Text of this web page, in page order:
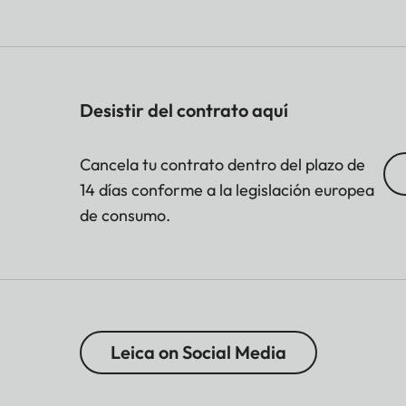
Desistir del contrato aquí
Cancela tu contrato dentro del plazo de
14 días conforme a la legislación europea
de consumo.
Leica on Social Media